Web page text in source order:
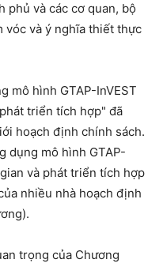
phủ và các cơ quan, bộ
vóc và ý nghĩa thiết thực
dụng mô hình GTAP-
và phát triển tích hợp
nhiều nhà hoạch định
trọng của Chương